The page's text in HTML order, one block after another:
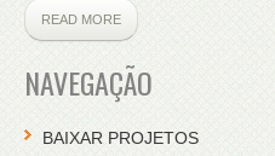
READ MORE
NAVEGAÇÃO
BAIXAR PROJETOS